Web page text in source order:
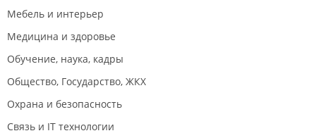
Мебель и интерьер
Медицина и здоровье
Обучение, наука, кадры
Общество, Государство, ЖКХ
Охрана и безопасность
Связь и IT технологии